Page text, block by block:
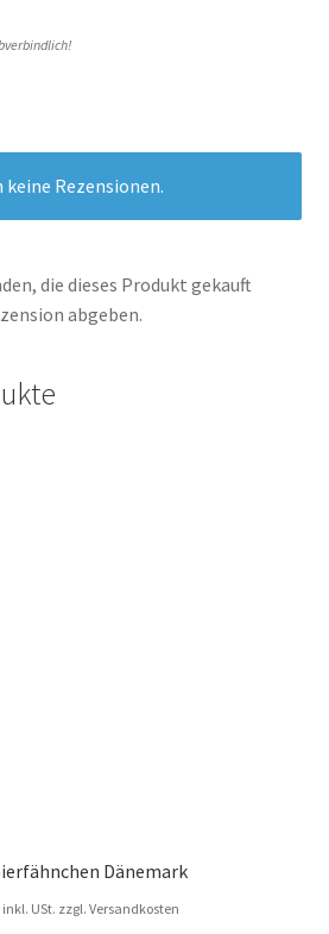
keine Rezensionen.
die dieses Produkt gekauft
abgeben.
Dänemark
inkl. USt. zzgl. Versandkosten